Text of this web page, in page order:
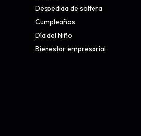
Despedida de soltera
Cumpleaños
Día del Niño
Bienestar empresarial